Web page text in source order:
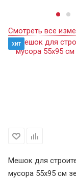
Смотреть все
хит
Мешок для
мусора 55х95 см